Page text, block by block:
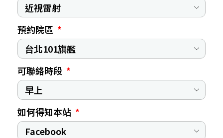
預約院區
可聯絡時段
如何得知本站